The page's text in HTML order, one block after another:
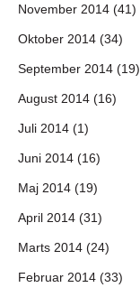
November 2014 (41)
Oktober 2014 (34)
September 2014 (19)
August 2014 (16)
Juli 2014 (1)
Juni 2014 (16)
Maj 2014 (19)
April 2014 (31)
Marts 2014 (24)
Februar 2014 (33)